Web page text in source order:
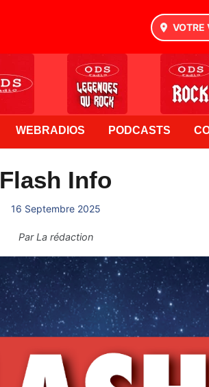
VOTRE
WEBRADIOS PODCASTS
Flash Info
16 Septembre 2025
ParLa rédaction